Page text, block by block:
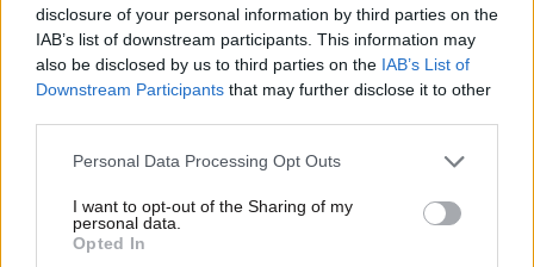
disclosure of your personal information by third parties on the
IAB’s list of downstream participants. This information may
also be disclosed by us to third parties on the IAB’s List of
Downstream Participants that may further disclose it to other
Please note that this website/app uses one or more Google
not limited to your visit or usage behaviour. You may click to
grant or deny consent to Google and its third-party tags to
use your data for below specified purposes in below Google
Personal Data Processing Opt Outs
I want to opt-out of the Sharing of my
personal data.
Opted In
ΚΟΣΜΟΣ09·08·2026 20:04
«Ο εφιάλτης μου στο πλοίο-σκλαβιά των
«παραδόθηκε» στη θρησκευτική ομάδα και
υπέστη χρόνια κακοποίησης